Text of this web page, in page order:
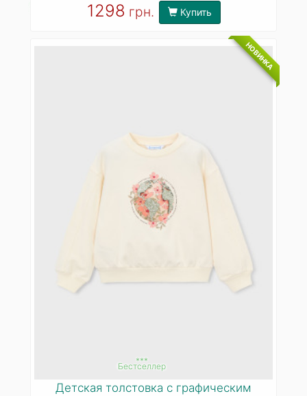
1298 грн. Купить
НОВИНКА
***
Бестселлер
Детская толстовка с графическим